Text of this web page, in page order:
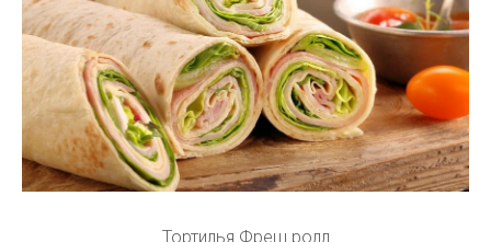
Тортилья Фреш ролл